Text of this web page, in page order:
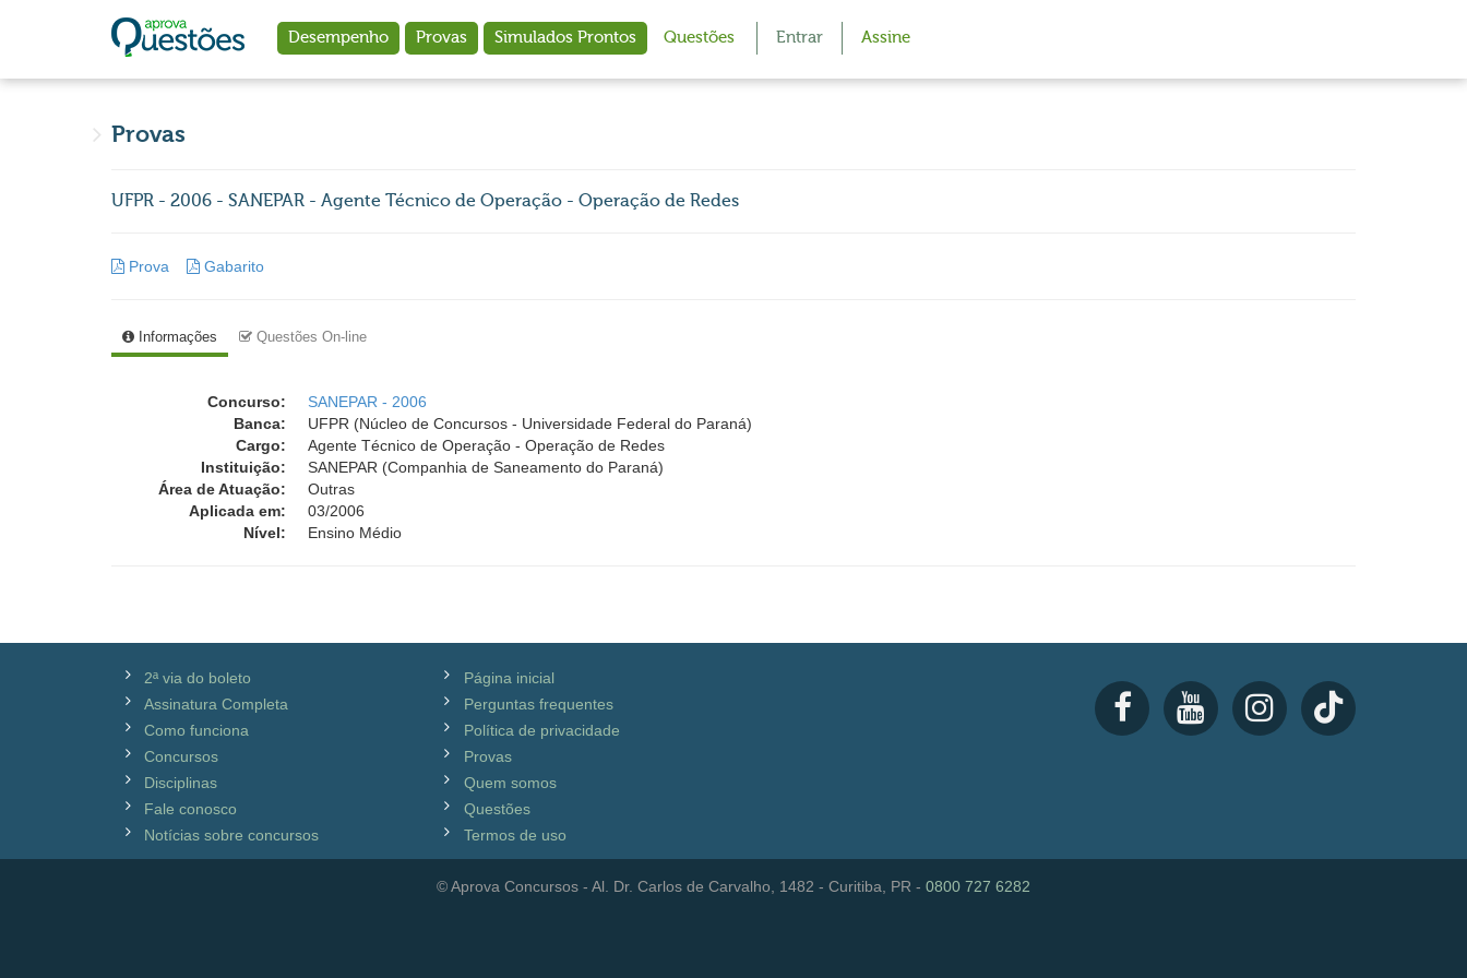
Desempenho Provas Simulados Prontos Questões Entrar Assine
Provas
UFPR - 2006 - SANEPAR - Agente Técnico de Operação - Operação de Redes
Prova Gabarito
Informações Questões On-line
Concurso:
SANEPAR - 2006
Banca:
UFPR (Núcleo de Concursos - Universidade Federal do Paraná)
Cargo:
Agente Técnico de Operação - Operação de Redes
Instituição:
SANEPAR (Companhia de Saneamento do Paraná)
Área de Atuação:
Outras
Aplicada em:
03/2006
Nível:
Ensino Médio
2ª via do boleto
Assinatura Completa
Como funciona
Concursos
Disciplinas
Fale conosco
Notícias sobre concursos
Página inicial
Perguntas frequentes
Política de privacidade
Provas
Quem somos
Questões
Termos de uso
© Aprova Concursos - Al. Dr. Carlos de Carvalho, 1482 - Curitiba, PR - 0800 727 6282